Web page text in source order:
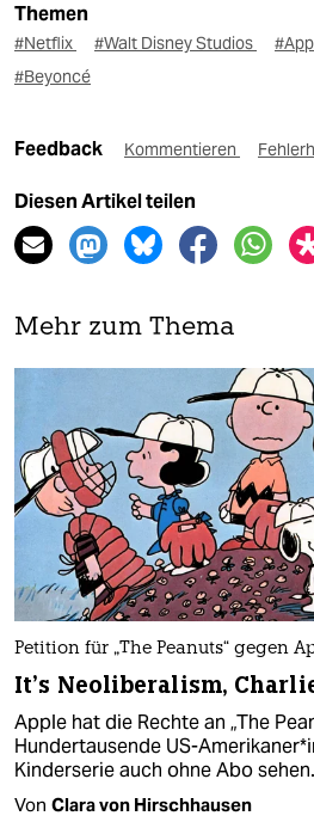
Themen
#Netflix #Walt Disney Studios
#Beyoncé
Feedback Kommentieren
Diesen Artikel teilen
Mehr zum Thema
Petition für „The Peanuts“ gegen
It’s Neoliberalism,
Apple hat die Rechte an „The
Hundertausende US-
Kinderserie auch ohne Abo sehen.
Von Clara von Hirschhausen